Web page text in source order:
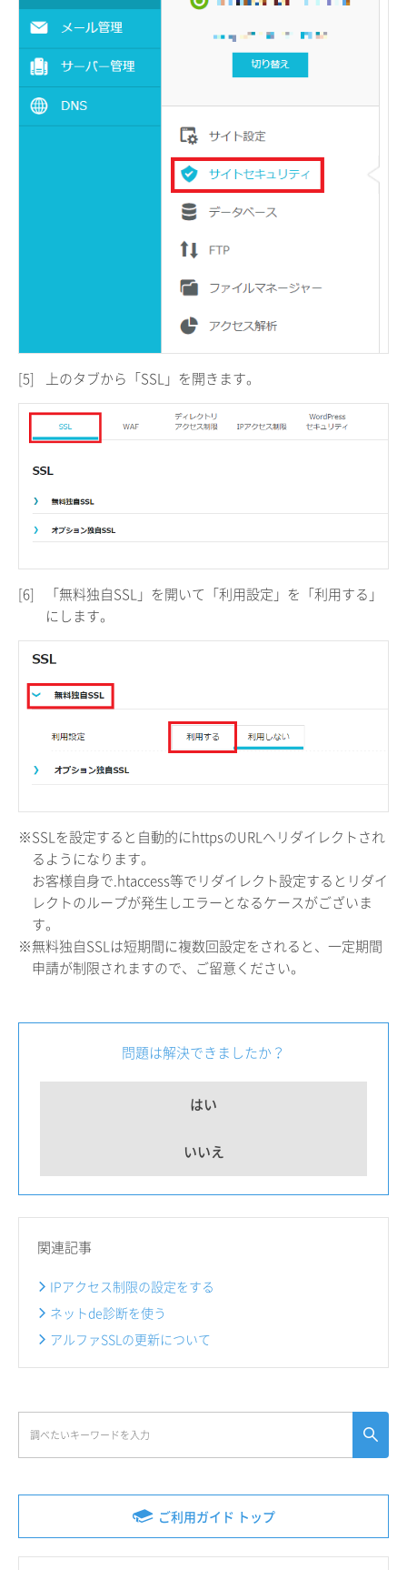
ご利用ガイド トップ
[5] 上のタブから「SSL」を開きます。
[6]
「無料独自SSL」を開いて「利用設定」を「利用する」
にします。
※SSLを設定すると自動的にhttpsのURLへリダイレクトされ
るようになります。
お客様自身で.htaccess等でリダイレクト設定するとリダイ
レクトのループが発生しエラーとなるケースがございま
す。
※無料独自SSLは短期間に複数回設定をされると、一定期間
申請が制限されますので、ご留意ください。
問題は解決できましたか？
はい
いいえ
関連記事
IPアクセス制限の設定をする
ネットde診断を使う
アルファSSLの更新について